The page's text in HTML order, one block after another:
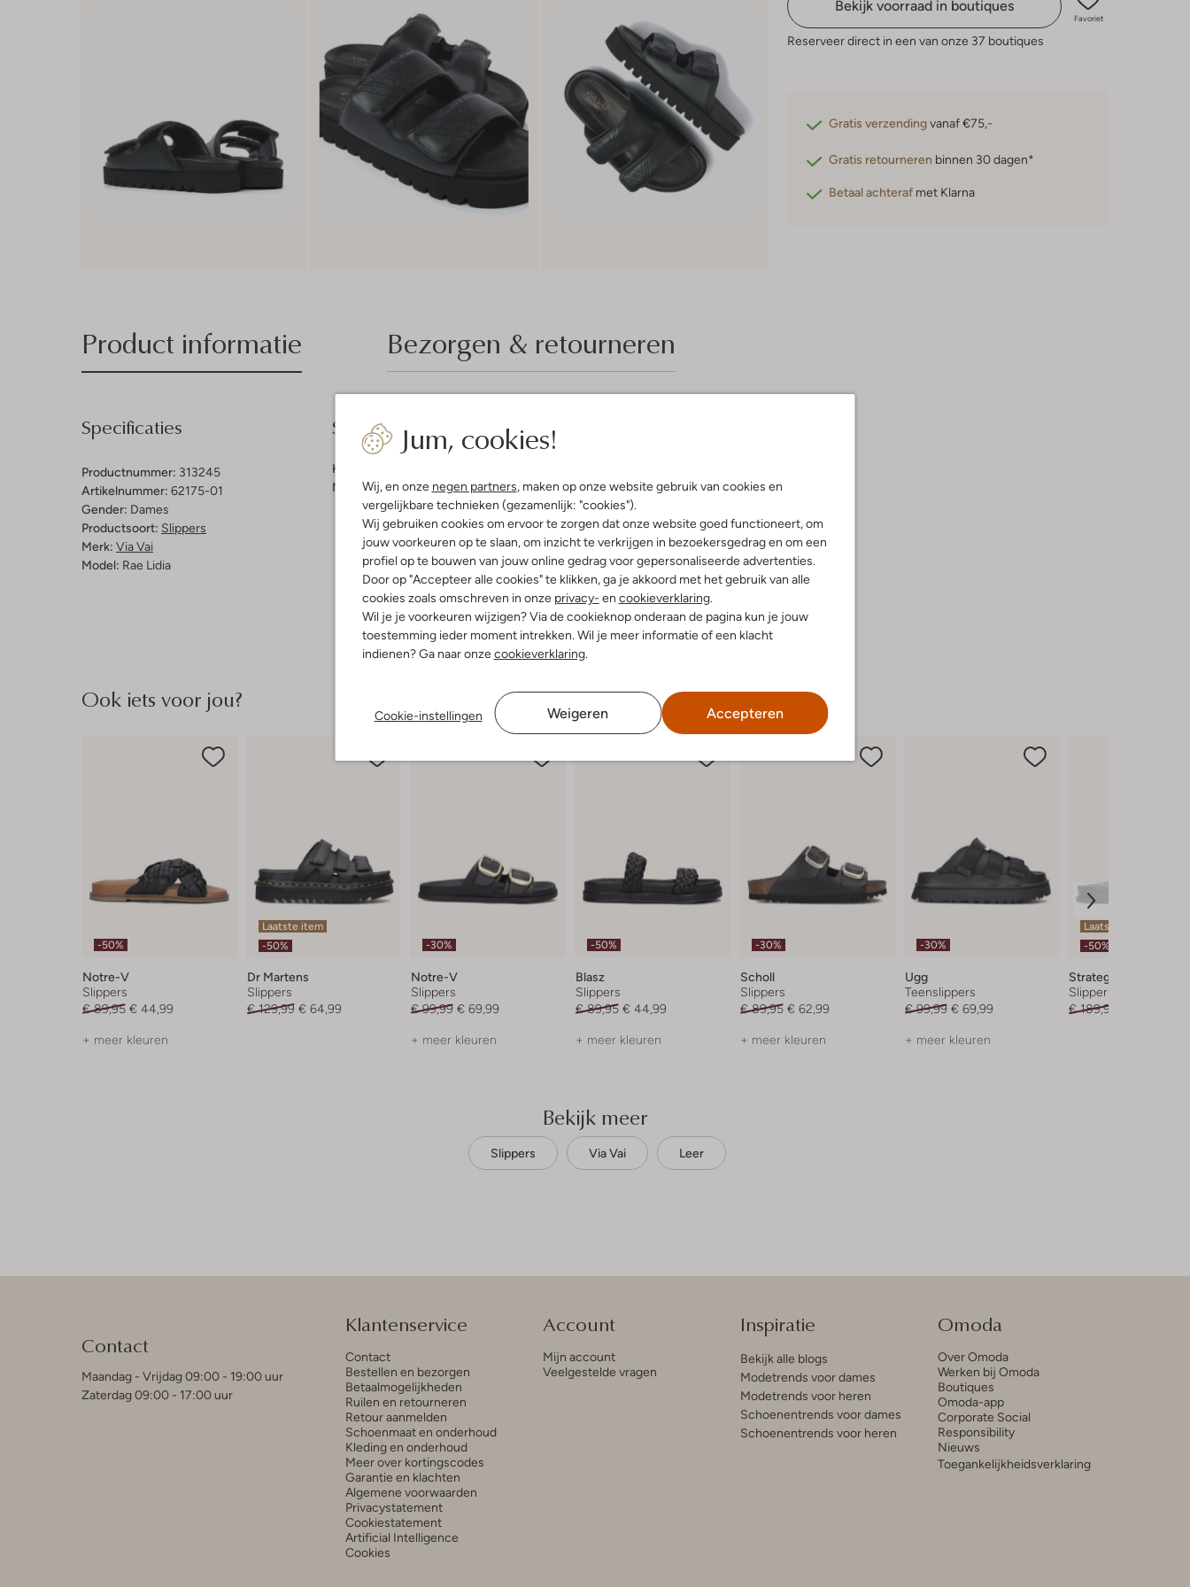
Jum, cookies!
Wij, en onze negen partners, maken op onze website gebruik van cookies en
vergelijkbare technieken (gezamenlijk: "cookies").
Wij gebruiken cookies om ervoor te zorgen dat onze website goed functioneert, om
jouw voorkeuren op te slaan, om inzicht te verkrijgen in bezoekersgedrag en om een
profiel op te bouwen van jouw online gedrag voor gepersonaliseerde advertenties.
Door op "Accepteer alle cookies" te klikken, ga je akkoord met het gebruik van alle
cookies zoals omschreven in onze privacy- en cookieverklaring.
Wil je je voorkeuren wijzigen? Via de cookieknop onderaan de pagina kun je jouw
toestemming ieder moment intrekken. Wil je meer informatie of een klacht
indienen? Ga naar onzecookieverklaring.
Cookie-instellingen Weigeren Accepteren
Bekijk voorraad in boutiques
Favoriet
Reserveer direct in een van onze 37 boutiques
Gratis verzendingvanaf €75,-
Gratis retourneren binnen 30 dagen*
Betaal achteraf met Klarna
Product informatie Bezorgen & retourneren
Specificaties
Productnummer: 313245
Artikelnummer: 62175-01
Gender: Dames
Productsoort: Slippers
Merk: Via Vai
Model: Rae Lidia
Samenstelling & Pasvorm
Kleur:
Materiaal buitenkant:Leer
Ook iets voor jou?
-50%
Notre-V
Slippers
€ 89,95 € 44,99
+ meer kleuren
Laatste item
-50%
Dr Martens
Slippers
€ 129,99 € 64,99
-30%
Notre-V
Slippers
€ 99,99 € 69,99
+ meer kleuren
-50%
Blasz
Slippers
€ 89,95 € 44,99
+ meer kleuren
-30%
Scholl
Slippers
€ 89,95 € 62,99
+ meer kleuren
-30%
Ugg
Teenslippers
€ 99,99 € 69,99
+ meer kleuren
Laatste item
-50%
Strategia
Slippers
€ 189,95
Bekijk meer
Slippers Via Vai Leer
Contact
Maandag - Vrijdag 09:00 - 19:00 uur
Zaterdag 09:00 - 17:00 uur
Klantenservice
Contact
Bestellen en bezorgen
Betaalmogelijkheden
Ruilen en retourneren
Retour aanmelden
Schoenmaat en onderhoud
Kleding en onderhoud
Meer over kortingscodes
Garantie en klachten
Algemene voorwaarden
Privacystatement
Cookiestatement
Artificial Intelligence
Cookies
Account
Mijn account
Veelgestelde vragen
Inspiratie
Bekijk alle blogs
Modetrends voor dames
Modetrends voor heren
Schoenentrends voor dames
Schoenentrends voor heren
Omoda
Over Omoda
Werken bij Omoda
Boutiques
Omoda-app
Corporate Social
Responsibility
Nieuws
Toegankelijkheidsverklaring